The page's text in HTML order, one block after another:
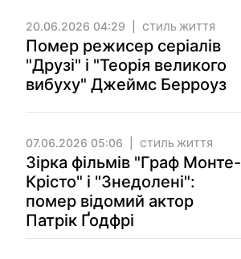
20.06.2026 04:29 СТИЛЬ ЖИТТЯ
Помер режисер серіалів
"Друзі" і "Теорія великого
вибуху" Джеймс Берроуз
07.06.2026 05:06 СТИЛЬ ЖИТТЯ
Зірка фільмів "Граф Монте-
Крісто" і "Знедолені":
помер відомий актор
Патрік Ґодфрі